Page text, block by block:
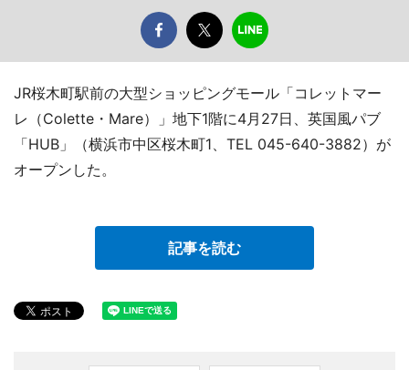
JR桜木町駅前の大型ショッピングモール「コレットマー
レ（Colette・Mare）」地下1階に4月27日、英国風パブ
「HUB」（横浜市中区桜木町1、TEL 045-640-3882）が
オープンした。
記事を読む